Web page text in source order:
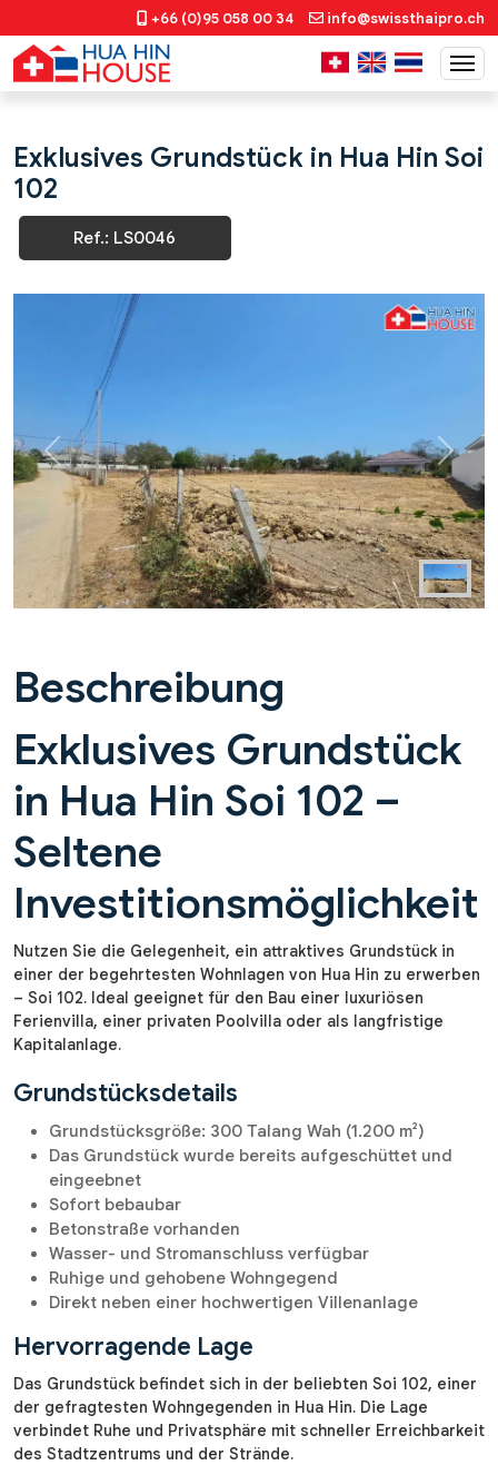
+66 (0)95 058 00 34 info@swissthaipro.ch
Exklusives Grundstück in Hua Hin Soi
102
Ref.: LS0046
Previous Next
Beschreibung
Exklusives Grundstück
in Hua Hin Soi 102 –
Seltene
Investitionsmöglichkeit
Nutzen Sie die Gelegenheit, ein attraktives Grundstück in
einer der begehrtesten Wohnlagen von Hua Hin zu erwerben
– Soi 102. Ideal geeignet für den Bau einer luxuriösen
Ferienvilla, einer privaten Poolvilla oder als langfristige
Kapitalanlage.
Grundstücksdetails
Grundstücksgröße: 300 Talang Wah (1.200 m²)
Das Grundstück wurde bereits aufgeschüttet und
eingeebnet
Sofort bebaubar
Betonstraße vorhanden
Wasser- und Stromanschluss verfügbar
Ruhige und gehobene Wohngegend
Direkt neben einer hochwertigen Villenanlage
Hervorragende Lage
Das Grundstück befindet sich in der beliebten Soi 102, einer
der gefragtesten Wohngegenden in Hua Hin. Die Lage
verbindet Ruhe und Privatsphäre mit schneller Erreichbarkeit
des Stadtzentrums und der Strände.